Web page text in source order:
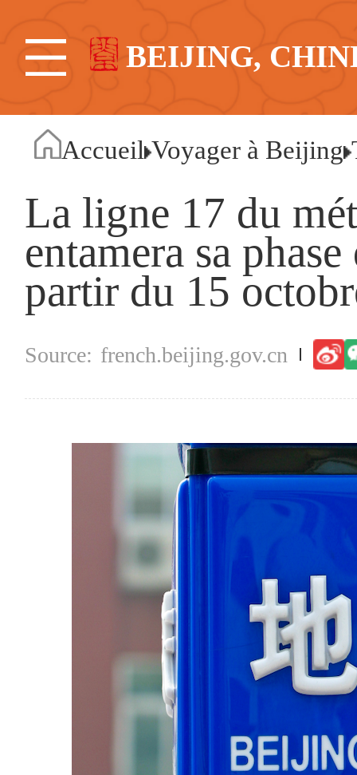
BEIJING,
Accueil Voyager à Beijing
La ligne 17 du
entamera sa
partir du 15
french.beijing.gov.cn